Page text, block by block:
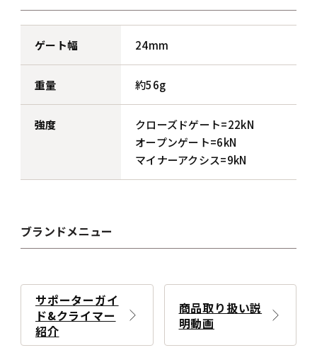
ゲート幅 24mm
重量 約56g
強度
クローズドゲート=22kN
オープンゲート=6kN
マイナーアクシス=9kN
ブランドメニュー
サポーターガイ
ド&クライマー
紹介
商品取り扱い説
明動画